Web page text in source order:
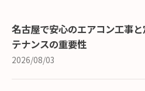
名古屋で安心のエアコン工事
テナンスの重要性
2026/08/03